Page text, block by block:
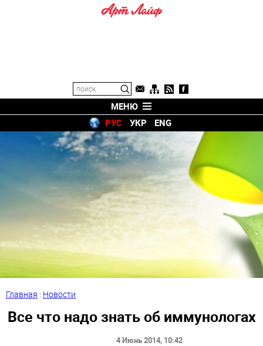
МЕНЮ
РУС
УКР ENG
Главная : Новости
Все что надо знать об иммунологах
4 Июнь 2014, 10:42